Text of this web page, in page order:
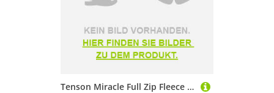
Tenson Miracle Full Zip Fleece Schwarz 2XL Mann